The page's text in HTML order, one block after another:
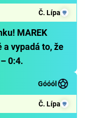
Č. Lípa
MAREK
a vypadá to, že
0:4.
Góóól
Č. Lípa